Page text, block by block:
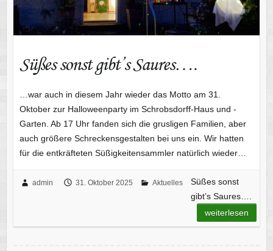
Süßes sonst gibt’s Saures….
…war auch in diesem Jahr wieder das Motto am 31.
Oktober zur Halloweenparty im Schrobsdorff-Haus und -
Garten. Ab 17 Uhr fanden sich die grusligen Familien, aber
auch größere Schreckensgestalten bei uns ein. Wir hatten
für die entkräfteten Süßigkeitensammler natürlich wieder…
admin 31. Oktober 2025 Aktuelles
Süßes sonst
gibt’s Saures….
weiterlesen